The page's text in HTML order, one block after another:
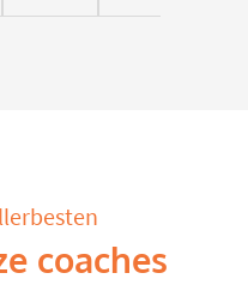
coaches